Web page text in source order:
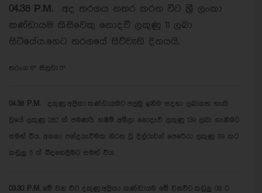
​04.38 P.M.
අද තරගය නතර කරන විට ශ්‍රී ලංකා
කණ්ඩායම කිසිවෙකු නොදවී ලකුණු 11 ලබා
සිටියේය.හෙට තරගයේ සිව්වැනි දිනයයි.
තරංග 6* සිලවා 5*
​04.38 P.M. දකුණු අප්‍රිකා කණ්ඩායමට පලමු ඉනිම සදහා ලබාගත හැකි
වුයේ ලකුණු 282 ක් පමණයි. හෂීම් අම්ලා නොදැවී ලකුණු 139 ලබා ගැනීමට
සමත් විය. අගනා පන්දුයැවීමක නිරත වූ දිල්රුවන් පෙරේරා ලකුණු 69 කට
කඩුලු 5 ක් බිදහෙලීමට සමත් විය.
03.30 P.M. මේ වන විට දකුණු අප්‍රිකා කණ්ඩායම මේ වනවිට කඩුලු 08 ට